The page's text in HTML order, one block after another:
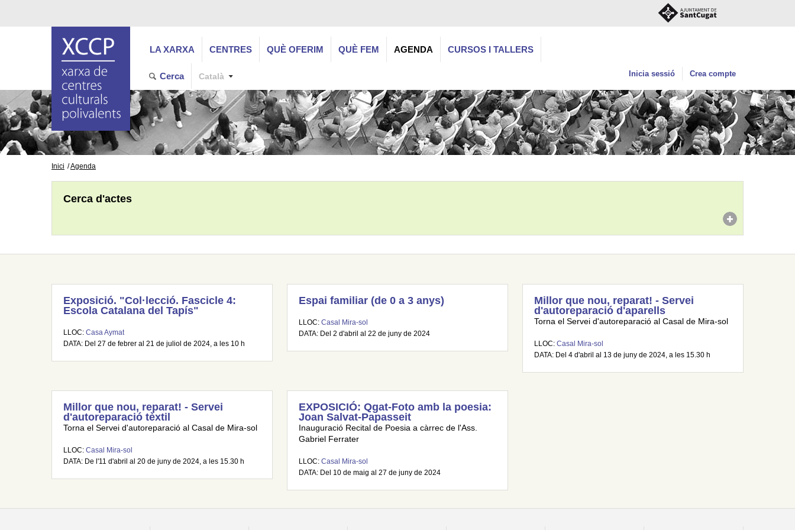
LA XARXA CENTRES QUÈ OFERIM QUÈ FEM AGENDA CURSOS I TALLERS
Cerca Català Inicia sessió Crea compte
Inici Agenda
Cerca d'actes
Exposició. "Col·lecció. Fascicle 4:
Escola Catalana del Tapís"
LLOC: Casa Aymat
DATA: Del 27 de febrer al 21 de juliol de 2024, a les 10 h
Espai familiar (de 0 a 3 anys)
LLOC: Casal Mira-sol
DATA: Del 2 d'abril al 22 de juny de 2024
Millor que nou, reparat! - Servei
d'autoreparació d'aparells
Torna el Servei d'autoreparació al Casal de Mira-sol
LLOC: Casal Mira-sol
DATA: Del 4 d'abril al 13 de juny de 2024, a les 15.30 h
Millor que nou, reparat! - Servei
d'autoreparació tèxtil
Torna el Servei d'autoreparació al Casal de Mira-sol
LLOC: Casal Mira-sol
DATA: De l'11 d'abril al 20 de juny de 2024, a les 15.30 h
EXPOSICIÓ: Qgat-Foto amb la poesia:
Joan Salvat-Papasseit
Inauguració Recital de Poesia a càrrec de l'Ass.
Gabriel Ferrater
LLOC: Casal Mira-sol
DATA: Del 10 de maig al 27 de juny de 2024